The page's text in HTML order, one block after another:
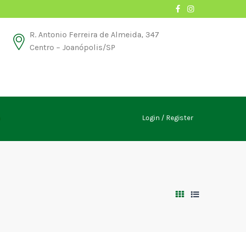
R. Antonio Ferreira de Almeida, 347
Centro – Joanópolis/SP
Login Register